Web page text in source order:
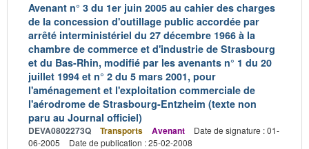
Avenant n° 3 du 1er juin 2005 au cahier des charges
de la concession d'outillage public accordée par
arrêté interministériel du 27 décembre 1966 à la
chambre de commerce et d'industrie de Strasbourg
et du Bas-Rhin, modifié par les avenants n° 1 du 20
juillet 1994 et n° 2 du 5 mars 2001, pour
l'aménagement et l'exploitation commerciale de
l'aérodrome de Strasbourg-Entzheim (texte non
paru au Journal officiel)
DEVA0802273Q Transports Avenant
Date de signature : 01-
06-2005
Date de publication : 25-02-2008